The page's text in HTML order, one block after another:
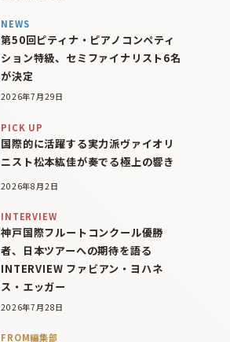
NEWS
第50回ピティナ・ピアノコンペティ
ション特級、セミファイナリスト6名
が決定
2026年7月29日
PICK UP
国際的に活躍する実力派ヴァイオリ
ニスト松本紘佳が奏でる極上の響き
2026年8月2日
INTERVIEW
神戸国際フルートコンクール優勝
者、日本ツアーへの期待を語る
INTERVIEW ファビアン・ヨハネ
ス・エッガー
2026年7月28日
FROM編集部